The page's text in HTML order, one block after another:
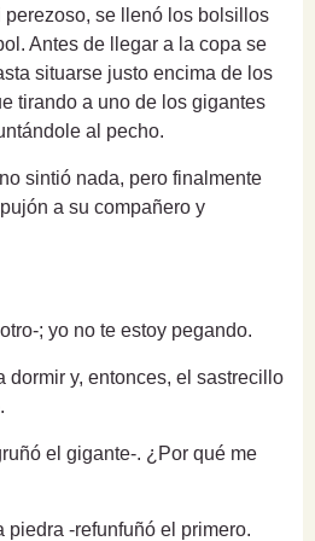
perezoso, se llenó los bolsillos
Antes de llegar a la copa se
situarse justo encima de los
tirando a uno de los gigantes
al pecho.
sintió nada, pero finalmente
a su compañero y
; yo no te estoy pegando.
dormir y, entonces, el sastrecillo
el gigante-. ¿Por qué me
piedra -refunfuñó el primero.